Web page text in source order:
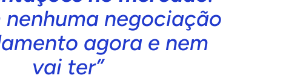
negociação
agora e nem
vai ter”